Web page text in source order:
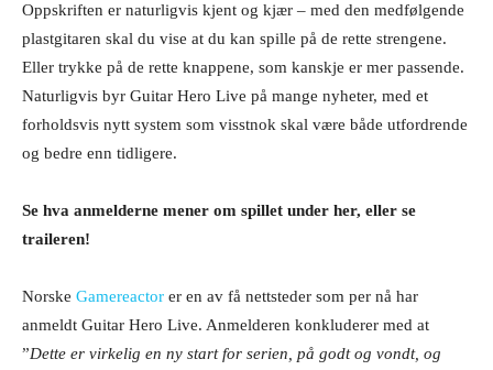
Oppskriften er naturligvis kjent og kjær – med den medfølgende
plastgitaren skal du vise at du kan spille på de rette strengene.
Eller trykke på de rette knappene, som kanskje er mer passende.
Naturligvis byr Guitar Hero Live på mange nyheter, med et
forholdsvis nytt system som visstnok skal være både utfordrende
og bedre enn tidligere.
Se hva anmelderne mener om spillet under her, eller se
traileren!
Norske Gamereactor er en av få nettsteder som per nå har
anmeldt Guitar Hero Live. Anmelderen konkluderer med at
”Dette er virkelig en ny start for serien, på godt og vondt, og